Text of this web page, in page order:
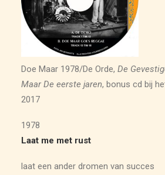
ARCHIEF
Doe Maar 1978/De Orde, De
Maar De eerste jaren, bonus cd bij
2017
1978
Laat me met rust
laat een ander dromen van succes